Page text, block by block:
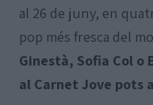
al 26 de juny, en
pop més fresca del
Ginestà, Sofia Col o
al Carnet Jove pots